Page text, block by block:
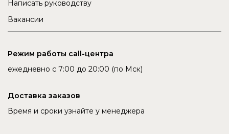
Написать руководству
Вакансии
Режим работы call-центра
ежедневно с 7:00 до 20:00 (по Мск)
Доставка заказов
Время и сроки узнайте у менеджера